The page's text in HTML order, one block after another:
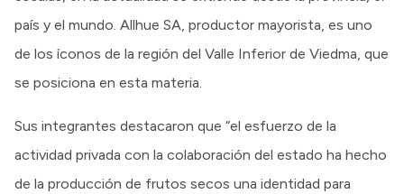
país y el mundo. Allhue SA, productor mayorista, es uno
de los íconos de la región del Valle Inferior de Viedma, que
se posiciona en esta materia.
Sus integrantes destacaron que “el esfuerzo de la
actividad privada con la colaboración del estado ha hecho
de la producción de frutos secos una identidad para